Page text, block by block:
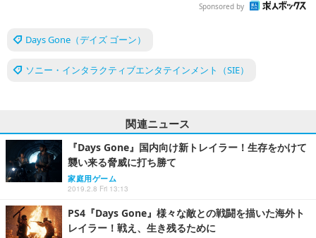
Sponsored by
Days Gone（デイズ ゴーン）
ソニー・インタラクティブエンタテインメント（SIE）
関連ニュース
『Days Gone』国内向け新トレイラー！生存をかけて
襲い来る脅威に打ち勝て
家庭用ゲーム
2019.2.8 Fri 13:13
PS4『Days Gone』様々な敵との戦闘を描いた海外ト
レイラー！戦え、生き残るために